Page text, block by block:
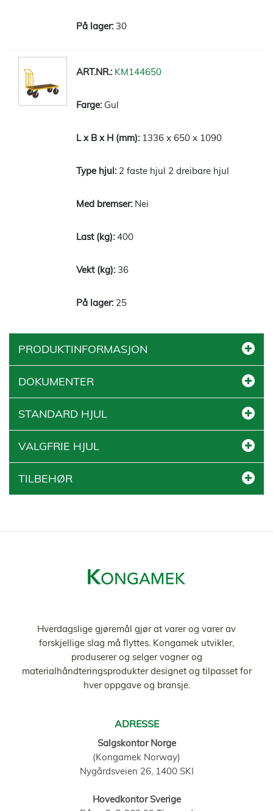
30
KM144650
Gul
1336 x 650 x 1090
2 faste hjul 2 dreibare hjul
Nei
400
36
25
PRODUKTINFORMASJON
DOKUMENTER
STANDARD HJUL
VALGFRIE HJUL
TILBEHØR
Hverdagslige gjøremål gjør at varer og varer av
forskjellige slag må flyttes. Kongamek utvikler,
produserer og selger vogner og
materialhåndteringsprodukter designet og tilpasset for
hver oppgave og bransje.
ADRESSE
Salgskontor Norge
(Kongamek Norway)
Nygårdsveien 26, 1400 SKI
Hovedkontor Sverige